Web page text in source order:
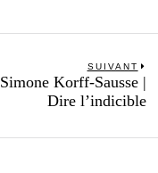
SUIVANT
Simone Korff-Sausse |
Dire l’indicible